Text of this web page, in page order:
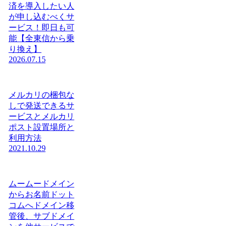
済を導入したい人
が申し込むべくサ
ービス！即日も可
能【全東信から乗
り換え】
2026.07.15
メルカリの梱包な
しで発送できるサ
ービスとメルカリ
ポスト設置場所と
利用方法
2021.10.29
ムームードメイン
からお名前ドット
コムへドメイン移
管後、サブドメイ